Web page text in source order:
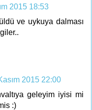
2015 18:53
ve uykuya dalması
2015 22:00
geleyim iyisi mi
:)